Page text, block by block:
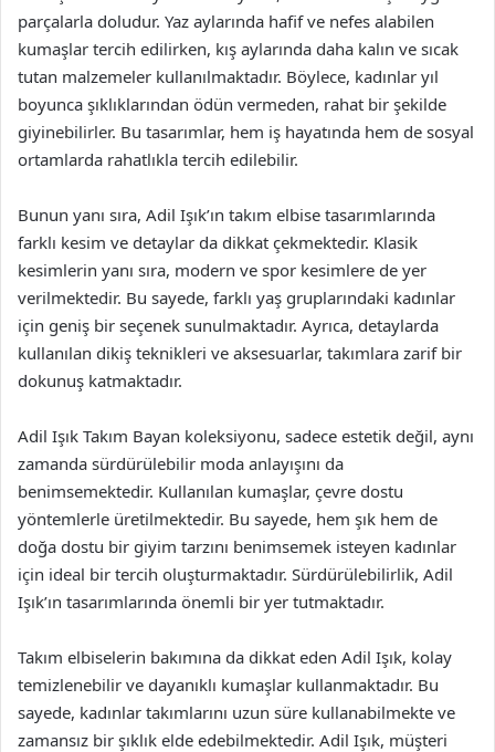
parçalarla doludur. Yaz aylarında hafif ve nefes alabilen
kumaşlar tercih edilirken, kış aylarında daha kalın ve sıcak
tutan malzemeler kullanılmaktadır. Böylece, kadınlar yıl
boyunca şıklıklarından ödün vermeden, rahat bir şekilde
giyinebilirler. Bu tasarımlar, hem iş hayatında hem de sosyal
ortamlarda rahatlıkla tercih edilebilir.
Bunun yanı sıra, Adil Işık’ın takım elbise tasarımlarında
farklı kesim ve detaylar da dikkat çekmektedir. Klasik
kesimlerin yanı sıra, modern ve spor kesimlere de yer
verilmektedir. Bu sayede, farklı yaş gruplarındaki kadınlar
için geniş bir seçenek sunulmaktadır. Ayrıca, detaylarda
kullanılan dikiş teknikleri ve aksesuarlar, takımlara zarif bir
dokunuş katmaktadır.
Adil Işık Takım Bayan koleksiyonu, sadece estetik değil, aynı
zamanda sürdürülebilir moda anlayışını da
benimsemektedir. Kullanılan kumaşlar, çevre dostu
yöntemlerle üretilmektedir. Bu sayede, hem şık hem de
doğa dostu bir giyim tarzını benimsemek isteyen kadınlar
için ideal bir tercih oluşturmaktadır. Sürdürülebilirlik, Adil
Işık’ın tasarımlarında önemli bir yer tutmaktadır.
Takım elbiselerin bakımına da dikkat eden Adil Işık, kolay
temizlenebilir ve dayanıklı kumaşlar kullanmaktadır. Bu
sayede, kadınlar takımlarını uzun süre kullanabilmekte ve
zamansız bir şıklık elde edebilmektedir. Adil Işık, müşteri